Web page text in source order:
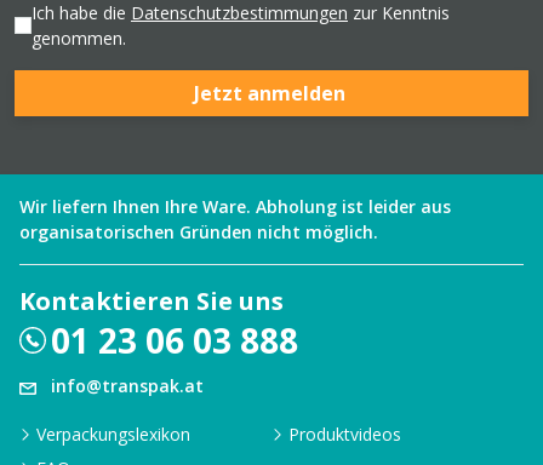
Ich habe die Datenschutzbestimmungen zur Kenntnis
genommen.
Jetzt anmelden
Wir liefern Ihnen Ihre Ware. Abholung ist leider aus
organisatorischen Gründen nicht möglich.
Kontaktieren Sie uns
01 23 06 03 888
info@transpak.at
Verpackungslexikon
Produktvideos